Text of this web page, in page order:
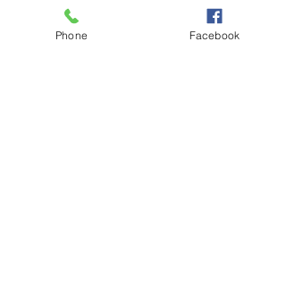
Phone Facebook